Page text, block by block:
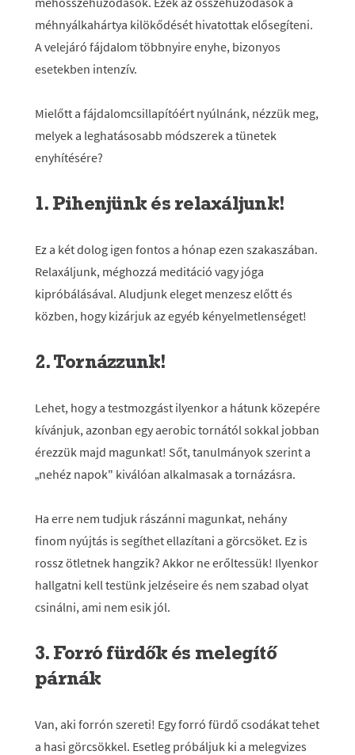
méhnyálkahártya kilökődését hivatottak elősegíteni.
A velejáró fájdalom többnyire enyhe, bizonyos
esetekben intenzív.
Mielőtt a fájdalomcsillapítóért nyúlnánk, nézzük meg,
melyek a leghatásosabb módszerek a tünetek
enyhítésére?
1. Pihenjünk és relaxáljunk!
Ez a két dolog igen fontos a hónap ezen szakaszában.
Relaxáljunk, méghozzá meditáció vagy jóga
kipróbálásával. Aludjunk eleget menzesz előtt és
közben, hogy kizárjuk az egyéb kényelmetlenséget!
2. Tornázzunk!
Lehet, hogy a testmozgást ilyenkor a hátunk közepére
kívánjuk, azonban egy aerobic tornától sokkal jobban
érezzük majd magunkat! Sőt, tanulmányok szerint a
„nehéz napok" kiválóan alkalmasak a tornázásra.
Ha erre nem tudjuk rászánni magunkat, nehány
finom nyújtás is segíthet ellazítani a görcsöket. Ez is
rossz ötletnek hangzik? Akkor ne erőltessük! Ilyenkor
hallgatni kell testünk jelzéseire és nem szabad olyat
csinálni, ami nem esik jól.
3. Forró fürdők és melegítő
párnák
Van, aki forrón szereti! Egy forró fürdő csodákat tehet
a hasi görcsökkel. Esetleg próbáljuk ki a melegvizes